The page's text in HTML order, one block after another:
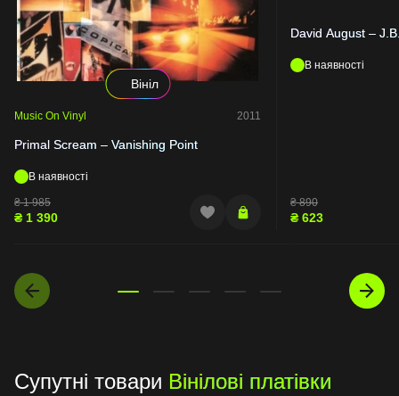
Вініл
Music On Vinyl 2011
Primal Scream – Vanishing Point
В наявності
₴1 985
₴ 1 390
David August –
В наявності
₴890
₴ 623
Супутні товари Вінілові платівки